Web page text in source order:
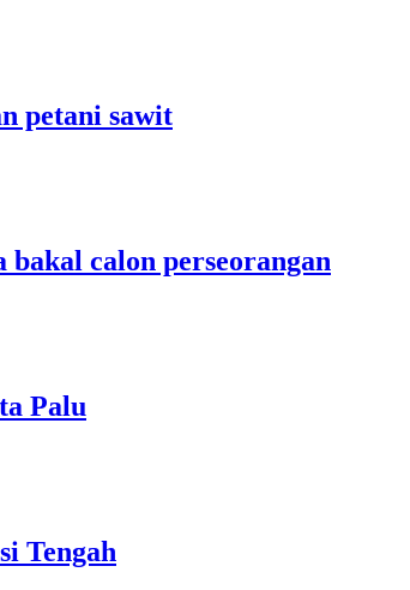
petani sawit
calon perseorangan
Palu
Tengah